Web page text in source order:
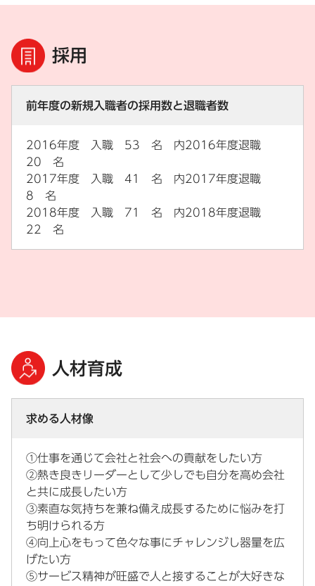
採用
前年度の新規入職者の採用数と退職者数
2016年度 入職 53 名 内2016年度退職
20 名
2017年度 入職 41 名 内2017年度退職
8 名
2018年度 入職 71 名 内2018年度退職
22 名
人材育成
求める人材像
①仕事を通じて会社と社会への貢献をしたい方
②熱き良きリーダーとして少しでも自分を高め会社
と共に成長したい方
③素直な気持ちを兼ね備え成長するために悩みを打
ち明けられる方
④向上心をもって色々な事にチャレンジし器量を広
げたい方
⑤サービス精神が旺盛で人と接することが大好きな